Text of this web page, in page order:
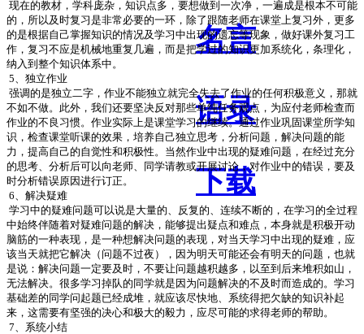
名言
语录
下载
现在的教材，学科庞杂，知识点多，要想做到一次净，一遍成是根本不可能
的，所以及时复习是非常必要的一环，除了跟随老师在课堂上复习外，更多
的是根据自己掌握知识的情况及学习中出现的遗忘等现象，做好课外复习工
作，复习不应是机械地重复几遍，而是把学过的知识更加系统化，条理化，
纳入到整个知识体系中。
5 、独立作业
强调的是独立二字，作业不能独立就完全失去了作业的任何积极意义，那就
不如不做。此外，我们还要坚决反对那些单纯任务观点，为应付老师检查而
作业的不良习惯。作业实际上是课堂学习的继续。通过作业巩固课堂所学知
识，检查课堂听课的效果，培养自己独立思考，分析问题，解决问题的能
力，提高自己的自觉性和积极性。当然作业中出现的疑难问题，在经过充分
的思考、分析后可以向老师、同学请教或开展讨论，对作业中的错误，要及
时分析错误原因进行订正。
6 、解决疑难
学习中的疑难问题可以说是大量的、反复的、连续不断的，在学习的全过程
中始终伴随着对疑难问题的解决，能够提出疑点和难点，本身就是积极开动
脑筋的一种表现，是一种想解决问题的表现，对当天学习中出现的疑难，应
该当天就把它解决（问题不过夜），因为明天可能还会有明天的问题，也就
是说：解决问题一定要及时，不要让问题越积越多，以至到后来堆积如山，
无法解决。很多学习掉队的同学就是因为问题解决的不及时而造成的。学习
基础差的同学问起题已经成堆，就应该尽快地、系统得把欠缺的知识补起
来，这需要有坚强的决心和极大的毅力，应尽可能的求得老师的帮助。
7 、系统小结